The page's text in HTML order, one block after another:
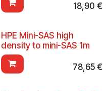
18,90 €
HPE Mini-SAS high
density to mini-SAS 1m
78,65€